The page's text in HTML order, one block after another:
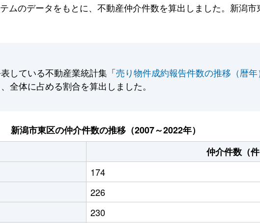
ムのデータをもとに、不動産仲介件数を算出しました。新潟
している不動産業統計集「売り物件成約報告件数の推移（暦年
全体に占める割合を算出しました。
新潟市東区の仲介件数の推移（2007～2022年）
仲介件数（件
174
226
230